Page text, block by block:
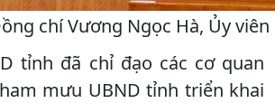
chí Vương Ngọc Hà, Ủy
tỉnh đã chỉ đạo các cơ quan
mưu UBND tỉnh triển khai